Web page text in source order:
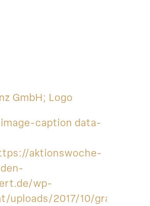
GmbH; Logo
caption data-
aktionswoche-
wp-
uploads/2017/10/gramenz-